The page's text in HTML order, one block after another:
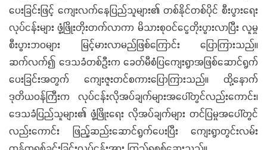
ပေးခြင်းဖြင့် ကျေးလက်နေပြည်သူများ၏ တစ်နိုင်တစ်ပိုင် စီးပွားရေး
လုပ်ငန်းများ ဖွံ့ဖြိုးတိုးတက်လာကာ မိသားစုဝင်ငွေတိုးပွားလာပြီး လူမှု
စီးပွားဘဝများ မြင့်မားလာမည်ဖြစ်ကြောင်း ပြောကြားသည်။
ဆက်လက်၍ ဒေသခံတစ်ဦးက ခေတ်မီစံပြကျေးရွာအဖြစ်ဆောင်ရွက်
ပေးခြင်းအတွက် ကျေးဇူးတင်စကားပြောကြားသည်။ ထို့နောက်
ဒုတိယဝန်ကြီးက လုပ်ငန်းလိုအပ်ချက်များအပေါ်တွင်လည်းကောင်း၊
ဒေသခံပြည်သူများ၏ ဖွံ့ဖြိုးရေး လိုအပ်ချက်များ တင်ပြမှုအပေါ်တွင်
လည်းကောင်း ဖြည့်ဆည်းဆောင်ရွက်ပေးပြီး ကျေးရွာတွင်းလမ်း